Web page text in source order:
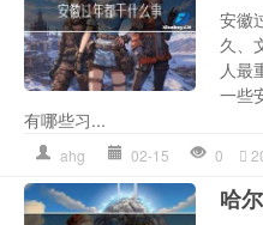
安徽
久、
人最
一些
有哪些习...
ahg 02-15 0
哈